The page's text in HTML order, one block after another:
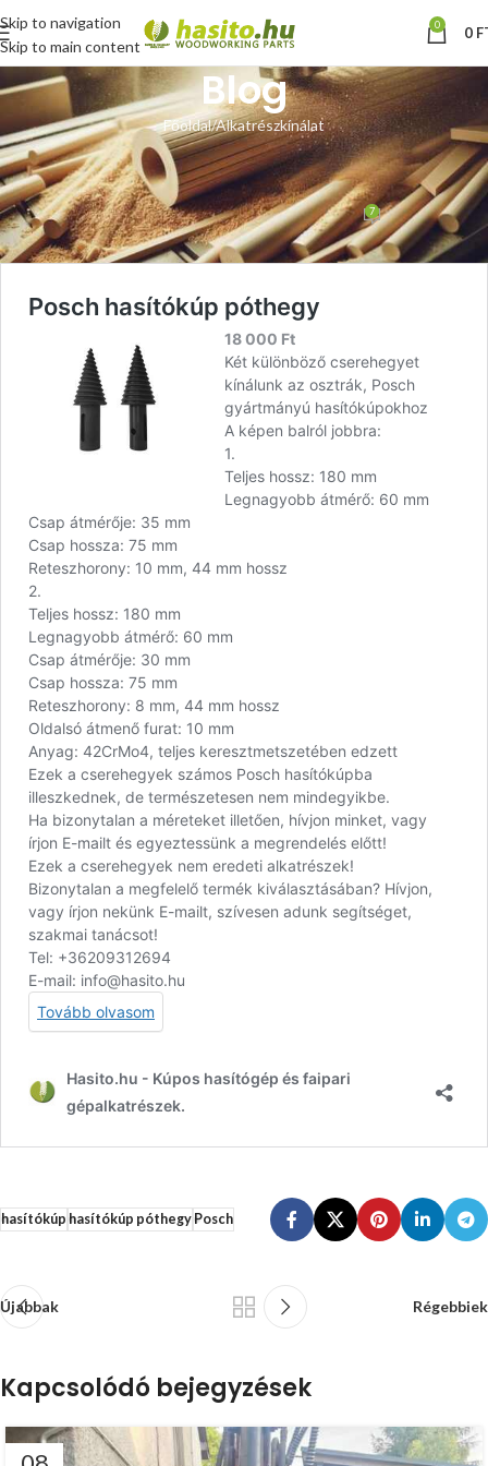
Skip to navigation
Skip to main content
0 0
Blog
Főoldal Alkatrészkínálat
ALKATRÉSZKÍNÁLAT,HASÍTÓKÚP PÓTHEGY
Posch hasítókúp póthegy
Hoffmann ZsoltBe február 1, 2016 7
hasítókúp hasítókúp póthegyPosch
Újabbak Régebbiek
Kapcsolódó bejegyzések